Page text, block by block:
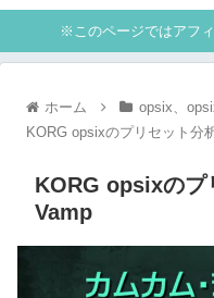
※このページではアフ
ホーム
opsix、
KORG opsixのプリセット分
KORG opsixのプ
Vamp